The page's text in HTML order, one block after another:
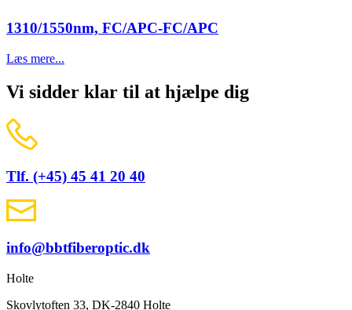
1310/1550nm, FC/APC-FC/APC
Læs mere...
Vi sidder klar til at hjælpe dig
Tlf. (+45) 45 41 20 40
info@bbtfiberoptic.dk
Holte
Skovlytoften 33, DK-2840 Holte